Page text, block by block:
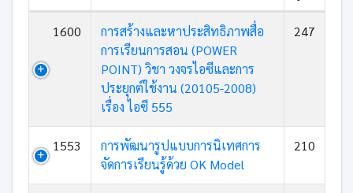
1600
การสร้างและหาประสิทธิภาพสื่อ
การเรียนการสอน (POWER
POINT) วิชา วงจรไอซีและการ
ประยุกต์ใช้งาน (20105-2008)
เรื่อง ไอซี 555
247
1553
การพัฒนารูปแบบการนิเทศการ
จัดการเรียนรู้ด้วย OK Model
210